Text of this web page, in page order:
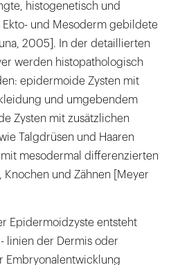
histogenetisch und
Ekto- und Mesoderm gebildete
2005]. In der detaillierten
werden histopathologisch
epidermoide Zysten mit
und umgebendem
Zysten mit zusätzlichen
Talgdrüsen und Haaren
mesodermal differenzierten
Knochen und Zähnen [Meyer
Epidermoidzyste entsteht
linien der Dermis oder
Embryonalentwicklung